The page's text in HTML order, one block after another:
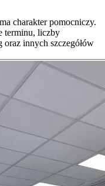
charakter pomocniczy.
terminu, liczby
oraz innych szczegółów